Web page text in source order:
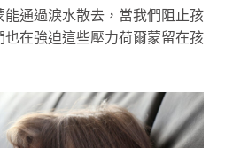
通過淚水散去，當我們阻止孩
在強迫這些壓力荷爾蒙留在孩